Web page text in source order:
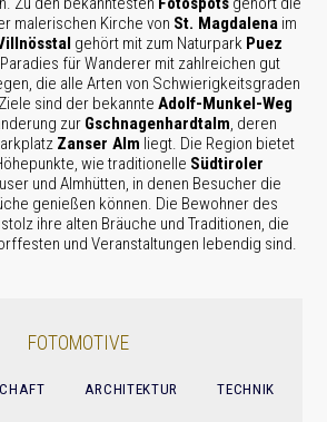
malerischen Kirche von St. Magdalena im
gehört mit zum Naturpark Puez
für Wanderer mit zahlreichen gut
die alle Arten von Schwierigkeitsgraden
sind der bekannte Adolf-Munkel-Weg
zur Gschnagenhardtalm, deren
Zanser Alm liegt. Die Region bietet
wie traditionelle Südtiroler
und Almhütten, in denen Besucher die
genießen können. Die Bewohner des
ihre alten Bräuche und Traditionen, die
und Veranstaltungen lebendig sind.
FOTOMOTIVE
ARCHITEKTUR TECHNIK